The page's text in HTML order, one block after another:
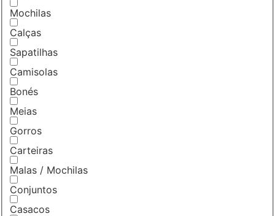
Mochilas
Calças
Sapatilhas
Camisolas
Bonés
Meias
Gorros
Carteiras
Malas / Mochilas
Conjuntos
Casacos